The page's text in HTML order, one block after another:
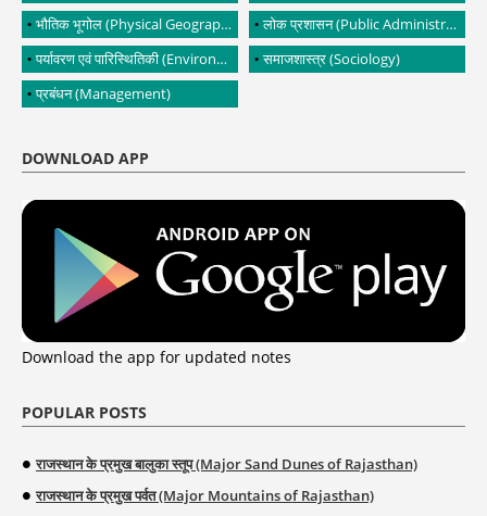
भौतिक भूगोल (Physical Geography)
लोक प्रशासन (Public Administration)
पर्यावरण एवं पारिस्थितिकी (Environment and Ecology)
समाजशास्त्र (Sociology)
प्रबंधन (Management)
DOWNLOAD APP
Download the app for updated notes
POPULAR POSTS
राजस्थान के प्रमुख बालुका स्तूप (Major Sand Dunes of Rajasthan)
राजस्थान के प्रमुख पर्वत (Major Mountains of Rajasthan)